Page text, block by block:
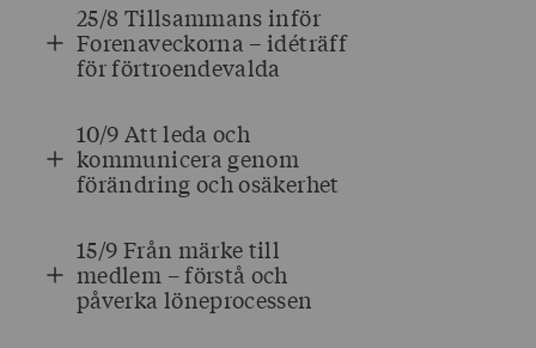
25/8 Tillsammans inför
Forenaveckorna – idéträff
för förtroendevalda
10/9 Att leda och
kommunicera genom
förändring och osäkerhet
15/9 Från märke till
medlem – förstå och
påverka löneprocessen